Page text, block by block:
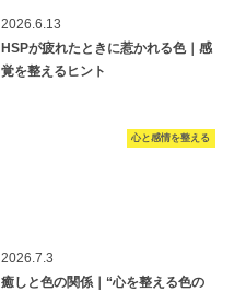
2026.6.13
HSPが疲れたときに惹かれる色｜感
覚を整えるヒント
心と感情を整える
2026.7.3
癒しと色の関係｜“心を整える色の